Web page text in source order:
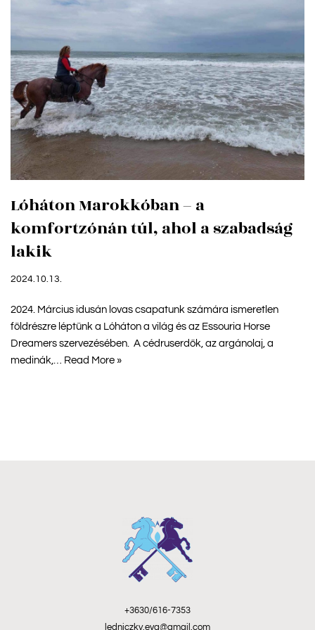
Lóháton Marokkóban – a
komfortzónán túl, ahol a szabadság
lakik
2024.10.13.
2024. Március idusán lovas csapatunk számára ismeretlen
földrészre léptünk a Lóháton a világ és az Essouria Horse
Dreamers szervezésében. A cédruserdők, az argánolaj, a
medinák,… Read More »
+3630/616-7353
ledniczky.eva@gmail.com